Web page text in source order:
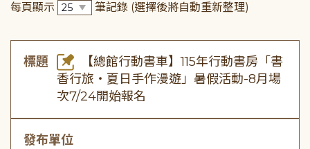
每頁顯示 筆記錄 (選擇後將自動重新整理)
標題
【總館行動書車】115年行動書房「書
香行旅・夏日手作漫遊」暑假活動-8月場
次7/24開始報名
發布單位